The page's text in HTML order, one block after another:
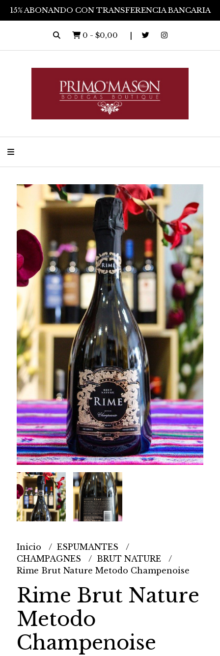
15% ABONANDO CON TRANSFERENCIA BANCARIA
0 - $0,00
Inicio
ESPUMANTES
CHAMPAGNES
BRUT NATURE
Rime Brut Nature Metodo Champenoise
Rime Brut Nature
Metodo
Champenoise